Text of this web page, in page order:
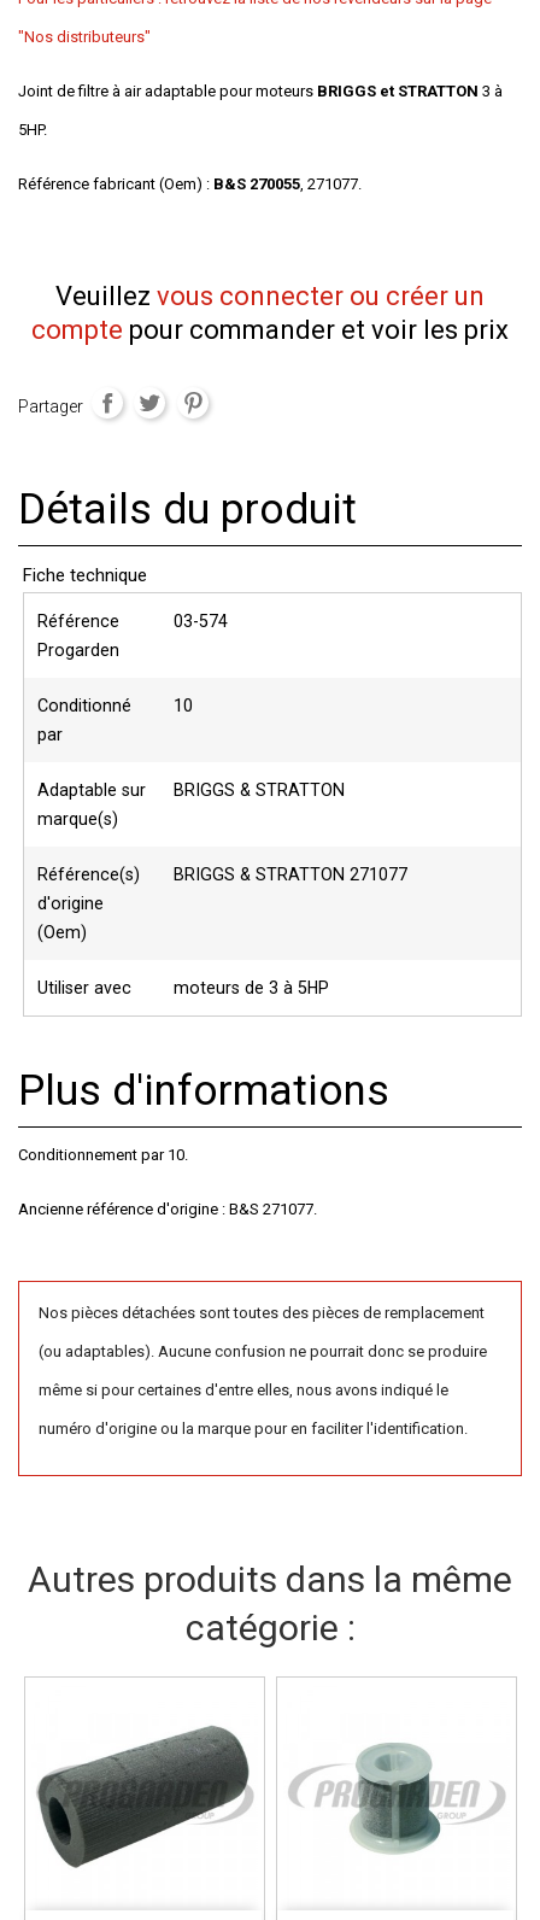
"Nos distributeurs"
Joint de filtre à air adaptable pour moteurs BRIGGS et STRATTON 3 à
5HP.
Référence fabricant (Oem) : B&S 270055, 271077.
Veuillez vous connecter ou créer un
compte pour commander et voir les prix
Partager
Détails du produit
Fiche technique
Référence
Progarden
03-574
Conditionné
par
10
Adaptable sur
marque(s)
BRIGGS & STRATTON
Référence(s)
d'origine
(Oem)
BRIGGS & STRATTON 271077
Utiliser avec moteurs de 3 à 5HP
Plus d'informations
Conditionnement par 10.
Ancienne référence d'origine : B&S 271077.
Nos pièces détachées sont toutes des pièces de remplacement
(ou adaptables). Aucune confusion ne pourrait donc se produire
même si pour certaines d'entre elles, nous avons indiqué le
numéro d'origine ou la marque pour en faciliter l'identification.
Autres produits dans la même
catégorie :